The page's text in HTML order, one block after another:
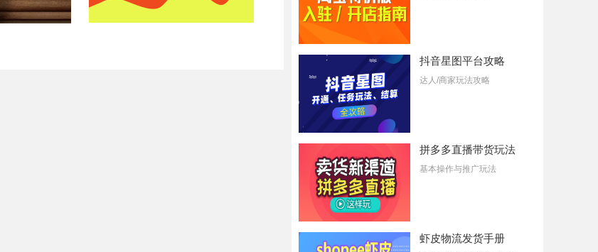
抖音星图平台攻略
达人/商家玩法攻略
拼多多直播带货玩法
基本操作与推广玩法
虾皮物流发货手册